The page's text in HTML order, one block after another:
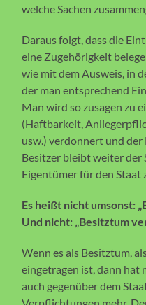
welche Sachen
Daraus folgt, dass die
eine Zugehörigkeit
wie mit dem Ausweis, in
der man entsprechend
Man wird so zusagen zu
(Haftbarkeit,
usw.) verdonnert und
Besitzer bleibt weiter der
Eigentümer für den
Es heißt nicht umsonst:
Und nicht: „Besitztum
Wenn es als Besitztum,
eingetragen ist, dann hat
auch gegenüber dem